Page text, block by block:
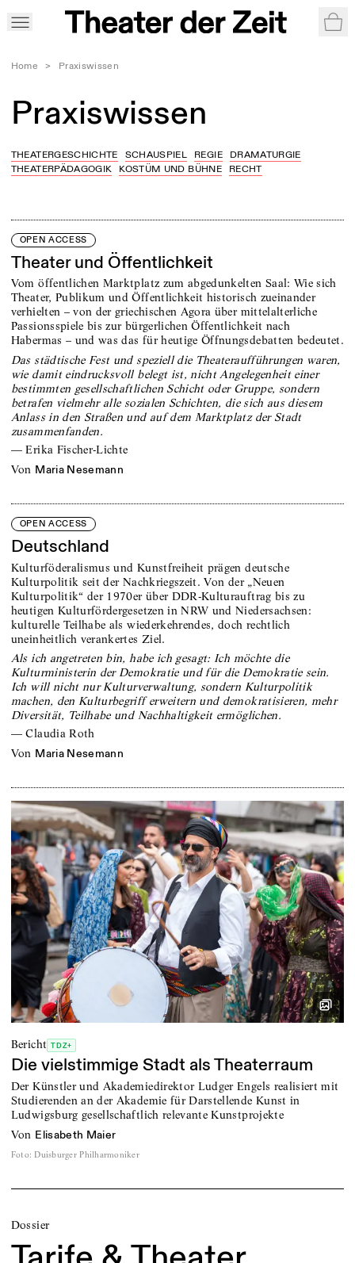
Home > Praxiswissen
Praxiswissen
THEATERGESCHICHTE SCHAUSPIEL REGIE
DRAMATURGIE
THEATERPÄDAGOGIK
KOSTÜM UND BÜHNE RECHT
OPEN ACCESS
Theater und Öffentlichkeit
Vom öffentlichen Marktplatz zum abgedunkelten Saal: Wie sich
Theater, Publikum und Öffentlichkeit historisch zueinander
verhielten – von der griechischen Agora über mittelalterliche
Passionsspiele bis zur bürgerlichen Öffentlichkeit nach
Habermas – und was das für heutige Öffnungsdebatten bedeutet.
Das städtische Fest und speziell die Theateraufführungen waren,
wie damit eindrucksvoll belegt ist, nicht Angelegenheit einer
bestimmten gesellschaftlichen Schicht oder Gruppe, sondern
betrafen vielmehr alle sozialen Schichten, die sich aus diesem
Anlass in den Straßen und auf dem Marktplatz der Stadt
zusammenfanden.
—Erika Fischer-Lichte
von Maria Nesemann
OPEN ACCESS
Deutschland
Kulturföderalismus und Kunstfreiheit prägen deutsche
Kulturpolitik seit der Nachkriegszeit. Von der „Neuen
Kulturpolitik“ der 1970er über DDR-Kulturauftrag bis zu
heutigen Kulturfördergesetzen in NRW und Niedersachsen:
kulturelle Teilhabe als wiederkehrendes, doch rechtlich
uneinheitlich verankertes Ziel.
Als ich angetreten bin, habe ich gesagt: Ich möchte die
Kulturministerin der Demokratie und für die Demokratie sein.
Ich will nicht nur Kulturverwaltung, sondern Kulturpolitik
machen, den Kulturbegriff erweitern und demokratisieren, mehr
Diversität, Teilhabe und Nachhaltigkeit ermöglichen.
—Claudia Roth
von Maria Nesemann
Bericht TDZ+
Die vielstimmige Stadt als Theaterraum
Der Künstler und Akademiedirektor Ludger Engels realisiert mit
Studierenden an der Akademie für Darstellende Kunst in
Ludwigsburg gesellschaftlich relevante Kunstprojekte
von Elisabeth Maier
Foto: Duisburger Philharmoniker
Dossier